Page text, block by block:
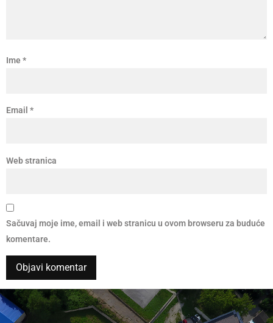
Ime *
Email *
Web stranica
Sačuvaj moje ime, email i web stranicu u ovom browseru za buduće
komentare.